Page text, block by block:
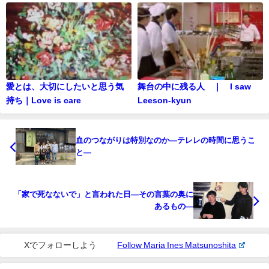
愛とは、大切にしたいと思う気
持ち｜Love is care
舞台の中に残る人 ｜ I saw
Leeson-kyun
血のつながりは特別なのか―テレレの時間に思うこ
と―
「家で死なないで」と言われた日―その言葉の奥に
あるもの―
Xでフォローしよう Follow Maria Ines Matsunoshita